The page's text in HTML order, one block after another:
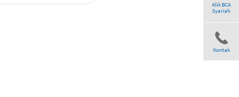
Klik BCA
Syariah
Kontak